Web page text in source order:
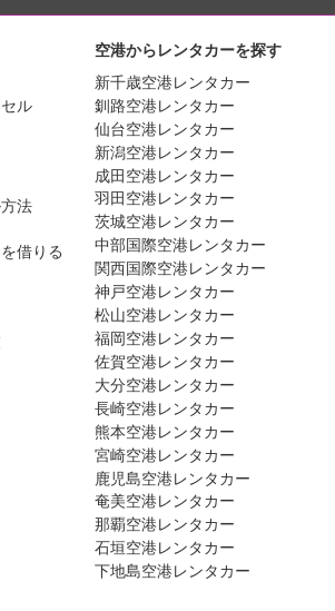
ル
法
借りる
空港からレンタカーを探す
新千歳空港レンタカー
釧路空港レンタカー
仙台空港レンタカー
新潟空港レンタカー
成田空港レンタカー
羽田空港レンタカー
茨城空港レンタカー
中部国際空港レンタカー
関西国際空港レンタカー
神戸空港レンタカー
松山空港レンタカー
福岡空港レンタカー
佐賀空港レンタカー
大分空港レンタカー
長崎空港レンタカー
熊本空港レンタカー
宮崎空港レンタカー
鹿児島空港レンタカー
奄美空港レンタカー
那覇空港レンタカー
石垣空港レンタカー
下地島空港レンタカー